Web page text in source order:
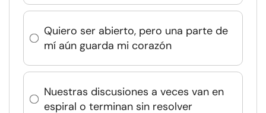
Quiero ser abierto, pero una parte de
mí aún guarda mi corazón
Nuestras discusiones a veces van en
espiral o terminan sin resolver